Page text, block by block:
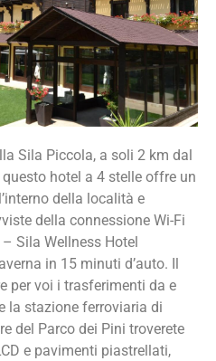
Sila Piccola, a soli 2 km dal
hotel a 4 stelle offre un
della località e
della connessione Wi-Fi
Sila Wellness Hotel
in 15 minuti d’auto. Il
per voi i trasferimenti da e
la stazione ferroviaria di
del Parco dei Pini troverete
e pavimenti piastrellati,